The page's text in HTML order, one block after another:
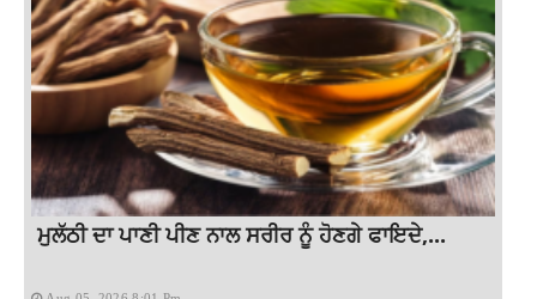
ਮੁਲੱਠੀ ਦਾ ਪਾਣੀ ਪੀਣ ਨਾਲ ਸਰੀਰ ਨੂੰ ਹੋਣਗੇ ਫਾਇਦੇ,...